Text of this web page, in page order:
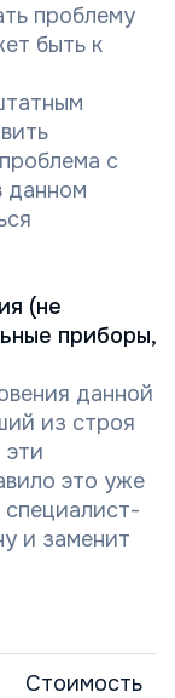
проблему
быть к
с
данном
(не
приборы,
данной
из строя
это уже
и заменит
Стоимость